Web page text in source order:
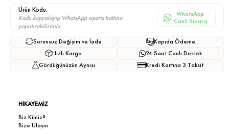
Ürün Kodu:
Kodu kopyalayıp WhatsApp sipariş hattına
yapıştırabilirsiniz.
WhatsApp
Canlı Sipariş
Sorunsuz Değişim ve İade
Hızlı Kargo
Gördüğünüzün Aynısı
Kapıda Ödeme
24 Saat Canlı Destek
Kredi Kartına 3 Taksit
HİKAYEMİZ
Biz Kimiz?
Bize Ulaşın